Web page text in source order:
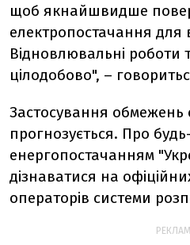
щоб якнайшвидше
електропостачання для
Відновлювальні роботи
цілодобово", –
Застосування обмежень
прогнозується. Про
енергопостачанням
дізнаватися на
операторів системи